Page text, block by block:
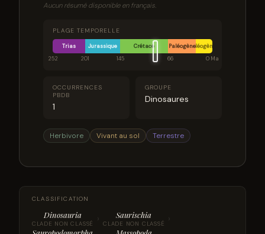
Aucun résumé disponible en français.
PLAGE TEMPORELLE
Trias Jurassique Crétacé PaléogèneNéogène
252
201 145 66 0 Ma
OCCURRENCES
PBDB
1
GROUPE
Dinosaures
Herbivore Vivant au sol Terrestre
CLASSIFICATION
Dinosauria
CLADE NON CLASSÉ › Saurischia
CLADE NON CLASSÉ ›